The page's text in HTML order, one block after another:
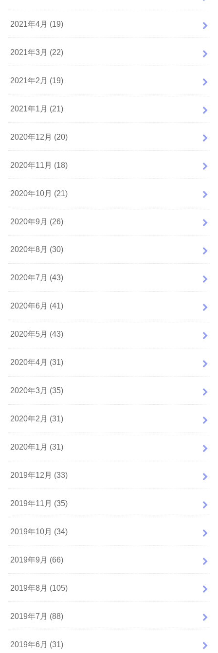
2021年4月 (19)
2021年3月 (22)
2021年2月 (19)
2021年1月 (21)
2020年12月 (20)
2020年11月 (18)
2020年10月 (21)
2020年9月 (26)
2020年8月 (30)
2020年7月 (43)
2020年6月 (41)
2020年5月 (43)
2020年4月 (31)
2020年3月 (35)
2020年2月 (31)
2020年1月 (31)
2019年12月 (33)
2019年11月 (35)
2019年10月 (34)
2019年9月 (66)
2019年8月 (105)
2019年7月 (88)
2019年6月 (31)